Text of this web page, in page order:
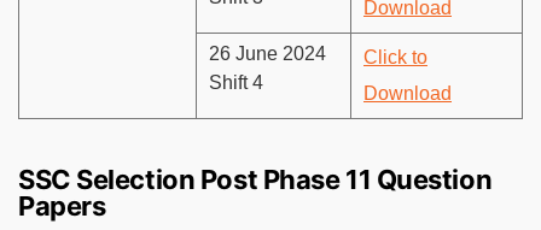
Download
26 June 2024
Shift 4
Click to
Download
SSC Selection Post Phase 11 Question
Papers